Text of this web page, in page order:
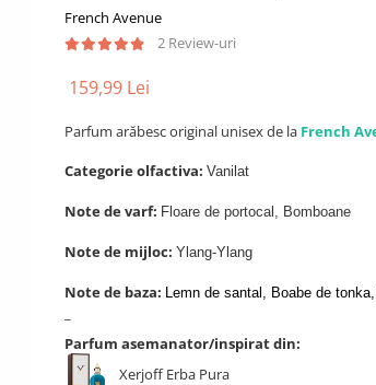
French Avenue
2 Review-uri
159,99 Lei
Parfum arăbesc original unisex de la French
Categorie olfactiva: Vanilat
Note de varf: Floare de portocal, Bomboane
Note de mijloc: Ylang-Ylang
Note de baza: Lemn de santal, Boabe de
Parfum asemanator/inspirat din:
Xerjoff Erba Pura